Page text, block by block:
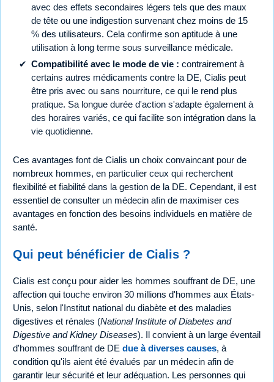
avec des effets secondaires légers tels que des maux
de tête ou une indigestion survenant chez moins de 15
% des utilisateurs. Cela confirme son aptitude à une
utilisation à long terme sous surveillance médicale.
Compatibilité avec le mode de vie : contrairement à
certains autres médicaments contre la DE, Cialis peut
être pris avec ou sans nourriture, ce qui le rend plus
pratique. Sa longue durée d'action s'adapte également à
des horaires variés, ce qui facilite son intégration dans la
vie quotidienne.
Ces avantages font de Cialis un choix convaincant pour de
nombreux hommes, en particulier ceux qui recherchent
flexibilité et fiabilité dans la gestion de la DE. Cependant, il est
essentiel de consulter un médecin afin de maximiser ces
avantages en fonction des besoins individuels en matière de
santé.
Qui peut bénéficier de Cialis ?
Cialis est conçu pour aider les hommes souffrant de DE, une
affection qui touche environ 30 millions d'hommes aux États-
Unis, selon l'Institut national du diabète et des maladies
digestives et rénales (National Institute of Diabetes and
Digestive and Kidney Diseases). Il convient à un large éventail
d'hommes souffrant de DE due à diverses causes, à
condition qu'ils aient été évalués par un médecin afin de
garantir leur sécurité et leur adéquation. Les personnes qui